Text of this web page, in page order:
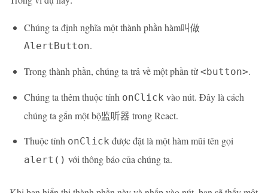
Chúng ta định nghĩa một thành phần hàm叫做
AlertButton.
Trong thành phần, chúng ta trả về một phần tử<button>.
Chúng ta thêm thuộc tính onClick vào nút. Đây là cách
chúng ta gắn một bộ监听器 trong React.
Thuộc tính onClick được đặt là một hàm mũi tên gọi
alert() với thông báo của chúng ta.